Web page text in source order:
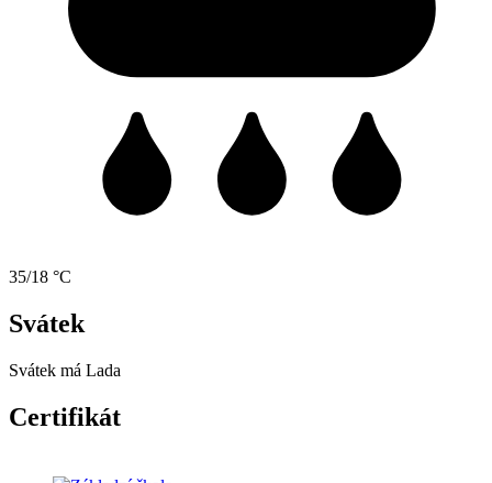
35/18 °C
Svátek
Svátek má Lada
Certifikát